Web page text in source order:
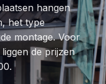
hangen
het type
montage. Voor
de prijzen